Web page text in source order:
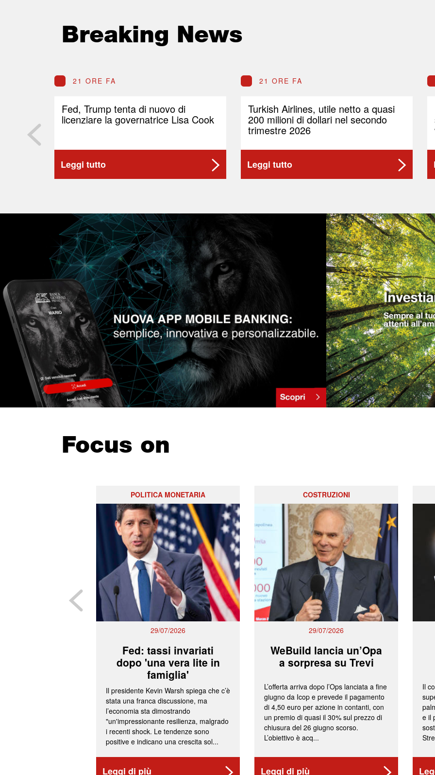
Breaking News
21 ORE FA
Fed, Trump tenta di nuovo di
licenziare la governatrice Lisa Cook
Leggi tutto
21 ORE FA
Turkish Airlines, utile netto a quasi
200 milioni di dollari nel secondo
trimestre 2026
Leggi tutto
Focus on
POLITICA MONETARIA
29/07/2026
Fed: tassi invariati
dopo 'una vera lite in
famiglia'
Il presidente Kevin Warsh spiega che c’è
stata una franca discussione, ma
l’economia sta dimostrando
"un'impressionante resilienza, malgrado
i recenti shock. Le tendenze sono
positive e indicano una crescita sol...
Leggi di più
COSTRUZIONI
29/07/2026
WeBuild lancia un’Opa
a sorpresa su Trevi
L’offerta arriva dopo l’Ops lanciata a fine
giugno da Icop e prevede il pagamento
di 4,50 euro per azione in contanti, con
un premio di quasi il 30% sul prezzo di
chiusura del 26 giugno scorso.
L’obiettivo è acq...
Leggi di più
Il
e il